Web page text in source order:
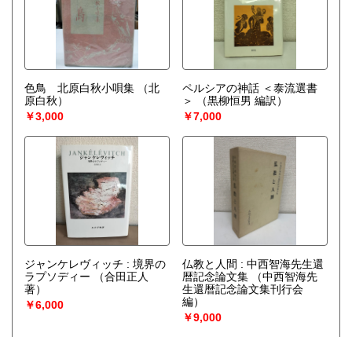
色鳥 北原白秋小唄集
（北
原白秋）
￥3,000
ペルシアの神話 ＜泰流選書
＞
（黒柳恒男 編訳）
￥7,000
ジャンケレヴィッチ : 境界の
ラプソディー
（合田正人
著）
￥6,000
仏教と人間 : 中西智海先生還
暦記念論文集
（中西智海先
生還暦記念論文集刊行会
編）
￥9,000